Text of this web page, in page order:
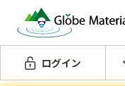
ログイン